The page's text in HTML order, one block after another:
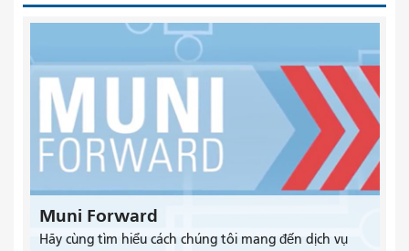
Muni Forward
Hãy cùng tìm hiểu cách chúng tôi mang đến dịch vụ